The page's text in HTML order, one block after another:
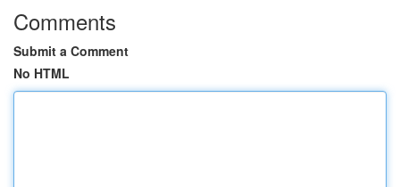
Comments
Submit a Comment
No HTML